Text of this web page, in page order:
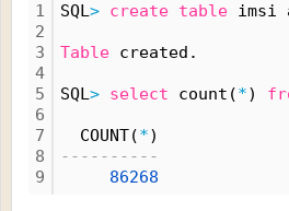
1
2
3
4
5
6
7
8
9
SQL> create table imsi
Table created.
SQL> select count(*)
COUNT(*)
----------
86268